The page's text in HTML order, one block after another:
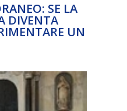
SE LA
DIVENTA
UN